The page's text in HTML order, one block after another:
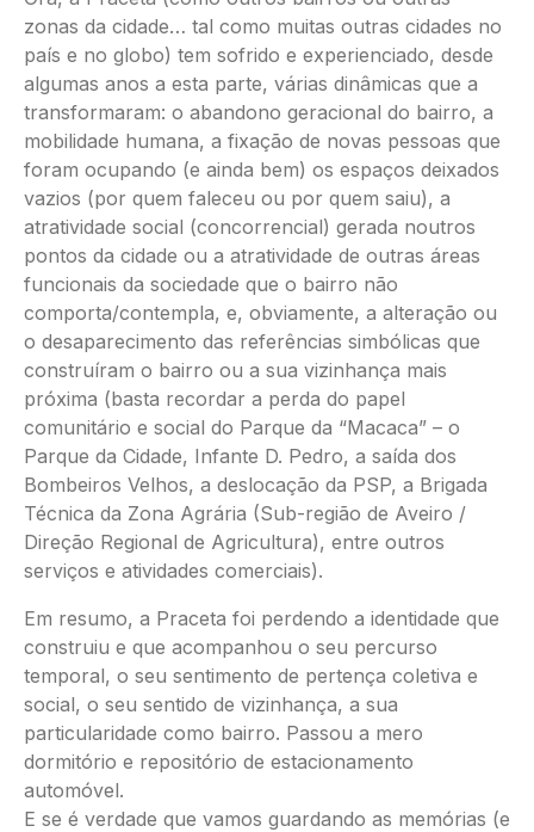
zonas da cidade… tal como muitas outras cidades no
país e no globo) tem sofrido e experienciado, desde
algumas anos a esta parte, várias dinâmicas que a
transformaram: o abandono geracional do bairro, a
mobilidade humana, a fixação de novas pessoas que
foram ocupando (e ainda bem) os espaços deixados
vazios (por quem faleceu ou por quem saiu), a
atratividade social (concorrencial) gerada noutros
pontos da cidade ou a atratividade de outras áreas
funcionais da sociedade que o bairro não
comporta/contempla, e, obviamente, a alteração ou
o desaparecimento das referências simbólicas que
construíram o bairro ou a sua vizinhança mais
próxima (basta recordar a perda do papel
comunitário e social do Parque da “Macaca” – o
Parque da Cidade, Infante D. Pedro, a saída dos
Bombeiros Velhos, a deslocação da PSP, a Brigada
Técnica da Zona Agrária (Sub-região de Aveiro /
Direção Regional de Agricultura), entre outros
serviços e atividades comerciais).
Em resumo, a Praceta foi perdendo a identidade que
construiu e que acompanhou o seu percurso
temporal, o seu sentimento de pertença coletiva e
social, o seu sentido de vizinhança, a sua
particularidade como bairro. Passou a mero
dormitório e repositório de estacionamento
automóvel.
E se é verdade que vamos guardando as memórias (e